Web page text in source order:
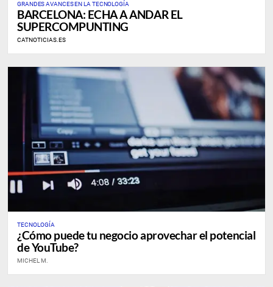
GRANDES AVANCES EN LA TECNOLOGÍA
BARCELONA: ECHA A ANDAR EL
SUPERCOMPUNTING
CATNOTICIAS.ES
TECNOLOGÍA
¿Cómo puede tu negocio aprovechar el potencial
de YouTube?
MICHEL M.